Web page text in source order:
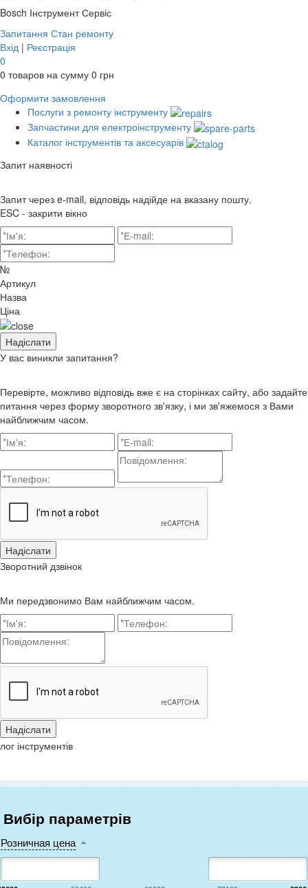
Bosch Інструмент Сервіс
Запитання Стан ремонту
Вхід | Реєстрація
0
0 товаров на сумму 0 грн
Оформити замовлення
Послуги з ремонту інструменту
Запчастини для електроінструменту
Каталог інструментів та аксесуарів
Запит наявності
Запит через e-mail, відповідь надійде на вказану пошту.
ESC - закрити вікно
№
Артикул
Назва
Ціна
У вас виникли запитання?
Перевірте, можливо відповідь вже є на сторінках сайту, або задайте
питання через форму зворотного зв'язку, і ми зв'яжемося з Вами
найближчим часом.
Зворотний дзвінок
Ми передзвонимо Вам найближчим часом.
інструментів
Вибір параметрів
Розничная цена